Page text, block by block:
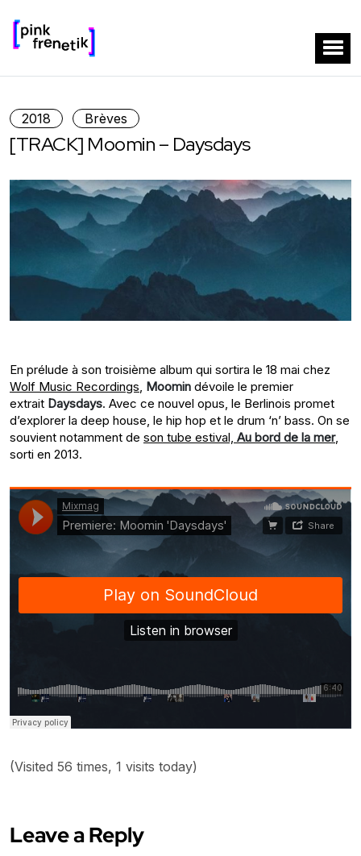
2018 Brèves
[TRACK] Moomin – Daysdays
En prélude à son troisième album qui sortira le 18 mai chez
Wolf Music Recordings, Moomin dévoile le premier
extrait Daysdays. Avec ce nouvel opus, le Berlinois promet
d’explorer la deep house, le hip hop et le drum ‘n’ bass. On se
souvient notamment de son tube estival, Au bord de la mer,
sorti en 2013.
(Visited 56 times, 1 visits today)
Leave a Reply